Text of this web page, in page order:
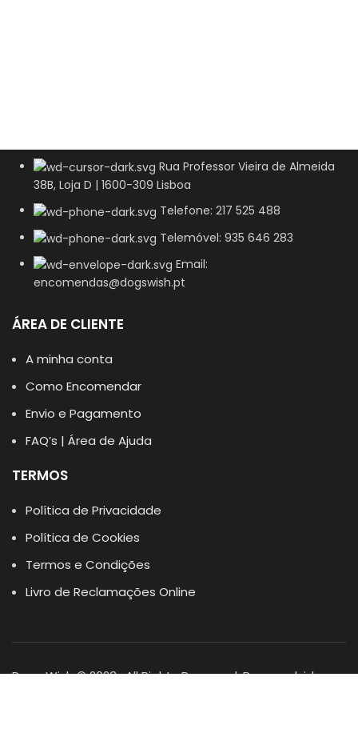
Rua Professor Vieira de Almeida
38B, Loja D | 1600-309 Lisboa
Telefone: 217 525 488
Telemóvel: 935 646 283
Email:
encomendas@dogswish.pt
ÁREA DE CLIENTE
A minha conta
Como Encomendar
Envio e Pagamento
FAQ’s | Área de Ajuda
TERMOS
Política de Privacidade
Política de Cookies
Termos e Condições
Livro de Reclamações Online
Dogs Wish © 2023 . All Rights Reserved. Desenvolvido por